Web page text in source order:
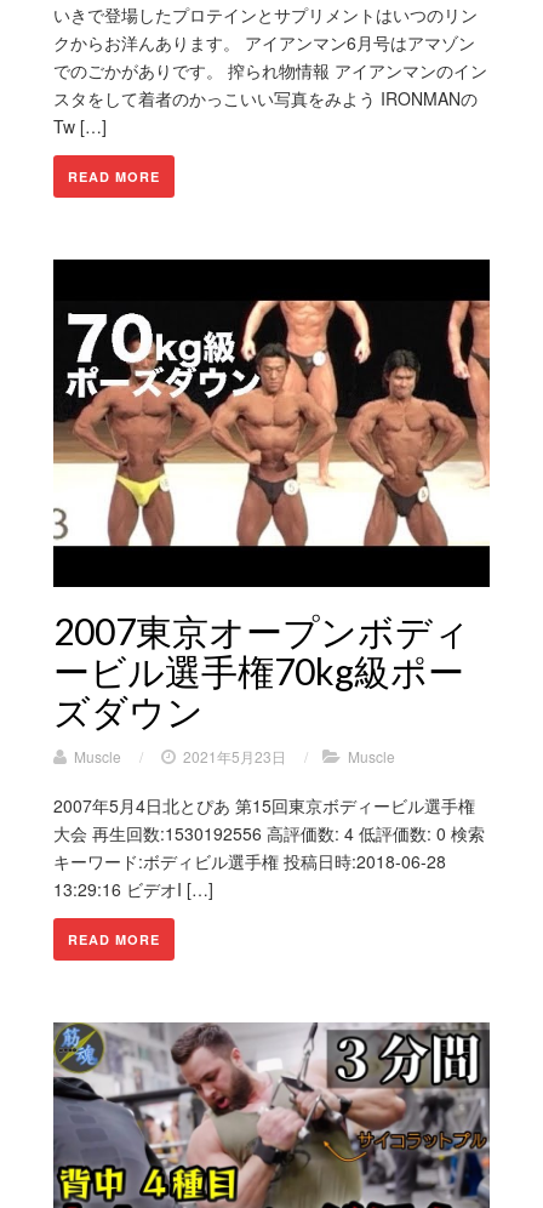
いきで登場したプロテインとサプリメントはいつのリン
クからお洋んあります。 アイアンマン6月号はアマゾン
でのごかがありです。 搾られ物情報 アイアンマンのイン
スタをして着者のかっこいい写真を​​みよう IRONMANの
Tw […]
READ MORE
2007東京オープンボディ
ービル選手権70kg級ポー
ズダウン
Muscle / 2021年5月23日 / Muscle
2007年5月4日北とぴあ 第15回東京ボディービル選手権
大会 再生回数:1530192556 高評価数: 4 低評価数: 0 検索
キーワード:ボディビル選手権 投稿日時:2018-06-28
13:29:16 ビデオI […]
READ MORE